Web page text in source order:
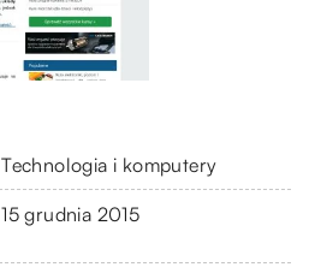
Technologia i komputery
15 grudnia 2015